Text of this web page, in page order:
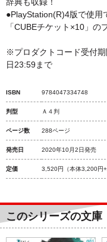
●PlayStation(R)4版で使用
「CUBEチケット×10」の
※プロダクトコード受付
日23:59まで
ISBN 9784047334748
判型 Ａ４判
ページ数 288ページ
発売日 2020年10月2日発売
定価 3,520円 （本体3,200円+
このシリーズの文庫